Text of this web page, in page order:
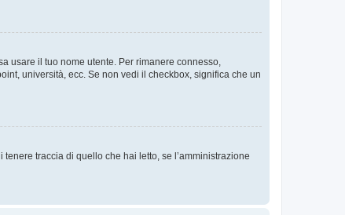
usare il tuo nome utente. Per rimanere connesso,
università, ecc. Se non vedi il checkbox, significa che un
traccia di quello che hai letto, se l’amministrazione